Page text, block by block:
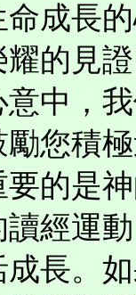
成長
耀的見
中，
您積
的是
經運
長。